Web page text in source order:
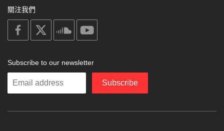
關注我們
on
facebook
soundcloud
Subscribe to our newsletter
Enter
Subscribe